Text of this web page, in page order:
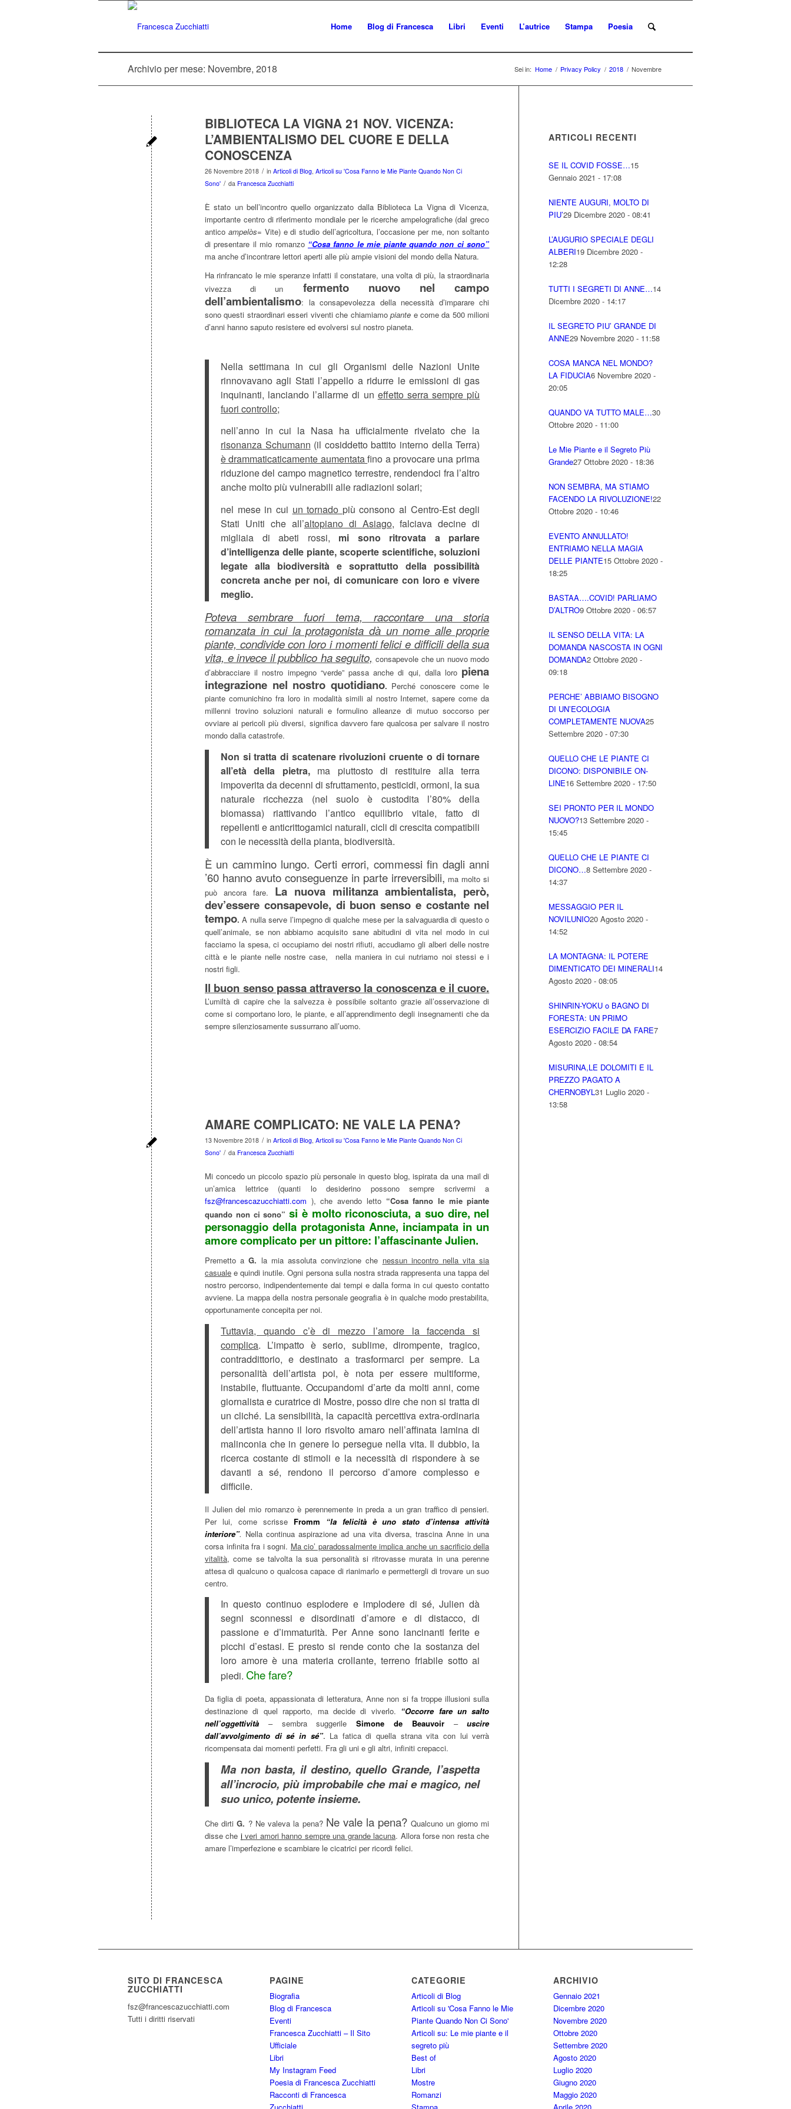
Home Blog di Francesca Libri Eventi L’autrice Stampa Poesia
Archivio per mese: Novembre, 2018 Sei in: Home / Privacy Policy / 2018 / Novembre
BIBLIOTECA LA VIGNA 21 NOV. VICENZA:
L’AMBIENTALISMO DEL CUORE E DELLA
CONOSCENZA
26 Novembre 2018 / in Articoli di Blog, Articoli su 'Cosa Fanno le Mie Piante Quando Non Ci
Sono' / da Francesca Zucchiatti
È stato un bell’incontro quello organizzato dalla Biblioteca La Vigna di Vicenza,
importante centro di riferimento mondiale per le ricerche ampelografiche (dal greco
antico ampelòs= Vite) e di studio dell’agricoltura, l’occasione per me, non soltanto
di presentare il mio romanzo “Cosa fanno le mie piante quando non ci sono”
ma anche d’incontrare lettori aperti alle più ampie visioni del mondo della Natura.
Ha rinfrancato le mie speranze infatti il constatare, una volta di più, la straordinaria
vivezza di un
fermento nuovo nel campo
dell’ambientalismo: la consapevolezza della necessità d’imparare chi
sono questi straordinari esseri viventi che chiamiamopiante e come da 500 milioni
d’anni hanno saputo resistere ed evolversi sul nostro pianeta.
Nella settimana in cui gli Organismi delle Nazioni Unite
rinnovavano agli Stati l’appello a ridurre le emissioni di gas
inquinanti, lanciando l’allarme di un effetto serra sempre più
fuori controllo;
nell’anno in cui la Nasa ha ufficialmente rivelato che la
risonanza Schumann (il cosiddetto battito interno della Terra)
è drammaticaticamente aumentatafino a provocare una prima
riduzione del campo magnetico terrestre, rendendoci fra l’altro
anche molto più vulnerabili alle radiazioni solari;
nel mese in cui un tornado più consono al Centro-Est degli
Stati Uniti che all’altopiano di Asiago, falciava decine di
migliaia di abeti rossi, mi sono ritrovata a parlare
d’intelligenza delle piante, scoperte scientifiche, soluzioni
legate alla biodiversità e soprattutto della possibilità
concreta anche per noi, di comunicare con loro e vivere
meglio.
Poteva sembrare fuori tema, raccontare una storia
romanzata in cui la protagonista dà un nome alle proprie
piante, condivide con loro i momenti felici e difficili della sua
vita, e invece il pubblico ha seguito, consapevole che un nuovo modo
d’abbracciare il nostro impegno “verde” passa anche di qui, dalla loro piena
integrazione nel nostro quotidiano. Perché conoscere come le
piante comunichino fra loro in modalità simili al nostro Internet, sapere come da
millenni trovino soluzioni naturali e formulino alleanze di mutuo soccorso per
ovviare ai pericoli più diversi, significa davvero fare qualcosa per salvare il nostro
mondo dalla catastrofe.
Non si tratta di scatenare rivoluzioni cruente o di tornare
all’età della pietra,ma piuttosto di restituire alla terra
impoverita da decenni di sfruttamento, pesticidi, ormoni, la sua
naturale ricchezza (nel suolo è custodita l’80% della
biomassa) riattivando l’antico equilibrio vitale, fatto di
repellenti e anticrittogamici naturali, cicli di crescita compatibili
con le necessità della pianta, biodiversità.
È un cammino lungo. Certi errori, commessi fin dagli anni
’60 hanno avuto conseguenze in parte irreversibili, ma molto si
può ancora fare. La nuova militanza ambientalista, però,
dev’essere consapevole, di buon senso e costante nel
tempo. A nulla serve l’impegno di qualche mese per la salvaguardia di questo o
quell’animale, se non abbiamo acquisito sane abitudini di vita nel modo in cui
facciamo la spesa, ci occupiamo dei nostri rifiuti, accudiamo gli alberi delle nostre
città e le piante nelle nostre case, nella maniera in cui nutriamo noi stessi e i
nostri figli.
Il buon senso passa attraverso la conoscenza e il cuore.
L’umiltà di capire che la salvezza è possibile soltanto grazie all’osservazione di
come si comportano loro, le piante, e all’apprendimento degli insegnamenti che da
sempre silenziosamente sussurrano all’uomo.
AMARE COMPLICATO: NE VALE LA PENA?
13 Novembre 2018 / in Articoli di Blog Articoli su 'Cosa Fanno le Mie Piante Quando Non Ci
Sono' / da Francesca Zucchiatti
Mi concedo un piccolo spazio più personale in questo blog, ispirata da una mail di
un’amica lettrice (quanti lo desiderino possono sempre scrivermi a
fsz@francescazucchiatti.com ), che avendo letto “Cosa fanno le mie piante
quando non ci sono”si è molto riconosciuta, a suo dire, nel
personaggio della protagonista Anne, inciampata in un
amore complicato per un pittore: l’affascinante Julien.
Premetto aG. la mia assoluta convinzione che nessun incontro nella vita sia
casuale e quindi inutile. Ogni persona sulla nostra strada rappresenta una tappa del
nostro percorso, indipendentemente dai tempi e dalla forma in cui questo contatto
avviene. La mappa della nostra personale geografia è in qualche modo prestabilita,
opportunamente concepita per noi.
Tuttavia, quando c’è di mezzo l’amore la faccenda si
complica. L’impatto è serio, sublime, dirompente, tragico,
contraddittorio, e destinato a trasformarci per sempre. La
personalità dell’artista poi, è nota per essere multiforme,
instabile, fluttuante. Occupandomi d’arte da molti anni, come
giornalista e curatrice di Mostre, posso dire che non si tratta di
un cliché. La sensibilità, la capacità percettiva extra-ordinaria
dell’artista hanno il loro risvolto amaro nell’affinata lamina di
malinconia che in genere lo persegue nella vita. Il dubbio, la
ricerca costante di stimoli e la necessità di rispondere à se
davanti a sé, rendono il percorso d’amore complesso e
difficile.
Il Julien del mio romanzo è perennemente in preda a un gran traffico di pensieri.
Per lui, come scrisse Fromm “la felicità è uno stato d’intensa attività
interiore”. Nella continua aspirazione ad una vita diversa, trascina Anne in una
corsa infinita fra i sogni. Ma cio’ paradossalmente implica anche un sacrificio della
vitalità, come se talvolta la sua personalità si ritrovasse murata in una perenne
attesa di qualcuno o qualcosa capace di rianimarlo e permettergli di trovare un suo
centro.
In questo continuo esplodere e implodere di sé, Julien dà
segni sconnessi e disordinati d’amore e di distacco, di
passione e d’immaturità. Per Anne sono lancinanti ferite e
picchi d’estasi. E presto si rende conto che la sostanza del
loro amore è una materia crollante, terreno friabile sotto ai
piedi. Che fare?
Da figlia di poeta, appassionata di letteratura, Anne non si fa troppe illusioni sulla
destinazione di quel rapporto, ma decide di viverlo. “Occorre fare un salto
nell’oggettività
– sembra suggerile Simone de Beauvoir–uscire
dall’avvolgimento di sé in sé”. La fatica di quella strana vita con lui verrà
ricompensata dai momenti perfetti. Fra gli uni e gli altri, infiniti crepacci.
Ma non basta, il destino, quello Grande, l’aspetta
all’incrocio, più improbabile che mai e magico, nel
suo unico, potente insieme.
Che dirtiG. ? Ne valeva la pena? Ne vale la pena? Qualcuno un giorno mi
disse che iveri amori hanno sempre una grande lacuna. Allora forse non resta che
amare l’imperfezione e scambiare le cicatrici per ricordi felici.
ARTICOLI RECENTI
SE IL COVID FOSSE…15
Gennaio 2021 - 17:08
NIENTE AUGURI, MOLTO DI
PIU’29 Dicembre 2020 - 08:41
L’AUGURIO SPECIALE DEGLI
ALBERI19 Dicembre 2020 -
12:28
TUTTI I SEGRETI DI ANNE…14
Dicembre 2020 - 14:17
IL SEGRETO PIU’ GRANDE DI
ANNE29 Novembre 2020 - 11:58
COSA MANCA NEL MONDO?
LA FIDUCIA6 Novembre 2020 -
20:05
QUANDO VA TUTTO MALE…30
Ottobre 2020 - 11:00
Le Mie Piante e il Segreto Più
Grande27 Ottobre 2020 - 18:36
NON SEMBRA, MA STIAMO
FACENDO LA RIVOLUZIONE!22
Ottobre 2020 - 10:46
EVENTO ANNULLATO!
ENTRIAMO NELLA MAGIA
DELLE PIANTE15 Ottobre 2020 -
18:25
BASTAA….COVID! PARLIAMO
D’ALTRO9 Ottobre 2020 - 06:57
IL SENSO DELLA VITA: LA
DOMANDA NASCOSTA IN OGNI
DOMANDA2 Ottobre 2020 -
09:18
PERCHE’ ABBIAMO BISOGNO
DI UN’ECOLOGIA
COMPLETAMENTE NUOVA25
Settembre 2020 - 07:30
QUELLO CHE LE PIANTE CI
DICONO: DISPONIBILE ON-
LINE16 Settembre 2020 - 17:50
SEI PRONTO PER IL MONDO
NUOVO?13 Settembre 2020 -
15:45
QUELLO CHE LE PIANTE CI
DICONO…8 Settembre 2020 -
14:37
MESSAGGIO PER IL
NOVILUNIO20 Agosto 2020 -
14:52
LA MONTAGNA: IL POTERE
DIMENTICATO DEI MINERALI14
Agosto 2020 - 08:05
SHINRIN-YOKU o BAGNO DI
FORESTA: UN PRIMO
ESERCIZIO FACILE DA FARE7
Agosto 2020 - 08:54
MISURINA,LE DOLOMITI E IL
PREZZO PAGATO A
CHERNOBYL31 Luglio 2020 -
13:58
SITO DI FRANCESCA
ZUCCHIATTI
fsz@francescazucchiatti.com
Tutti i diritti riservati
PAGINE
Biografia
Blog di Francesca
Eventi
Francesca Zucchiatti – Il Sito
Ufficiale
Libri
My Instagram Feed
Poesia di Francesca Zucchiatti
Racconti di Francesca
CATEGORIE
Articoli di Blog
Articoli su 'Cosa Fanno le Mie
Piante Quando Non Ci Sono'
Articoli su: Le mie piante e il
segreto più
Best of
Libri
Mostre
Romanzi
ARCHIVIO
Gennaio 2021
Dicembre 2020
Novembre 2020
Ottobre 2020
Settembre 2020
Agosto 2020
Luglio 2020
Giugno 2020
Maggio 2020